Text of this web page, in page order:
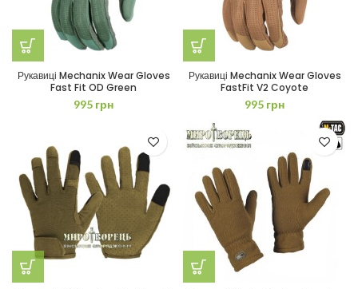
Рукавиці Mechanix Wear Gloves
Fast Fit OD Green
995 грн
Рукавиці Mechanix Wear Gloves
FastFit V2 Coyote
995 грн